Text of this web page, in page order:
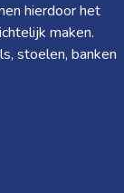
hierdoor het
maken.
stoelen, banken